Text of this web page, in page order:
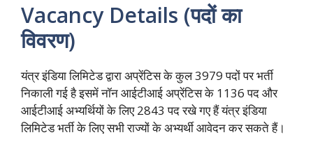
Vacancy Details (पदों का
विवरण)
यंत्र इंडिया लिमिटेड द्वारा अप्रेंटिस के कुल 3979 पदों पर भर्ती
निकाली गई है इसमें नॉन आईटीआई अप्रेंटिस के 1136 पद और
आईटीआई अभ्यर्थियों के लिए 2843 पद रखे गए हैं यंत्र इंडिया
लिमिटेड भर्ती के लिए सभी राज्यों के अभ्यर्थी आवेदन कर सकते हैं।